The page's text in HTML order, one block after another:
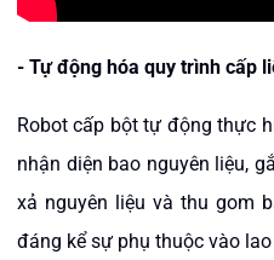
- Tự động hóa quy trình cấp
Robot cấp bột tự động thực
nhận diện bao nguyên liệu,
xả nguyên liệu và thu gom
đáng kể sự phụ thuộc vào